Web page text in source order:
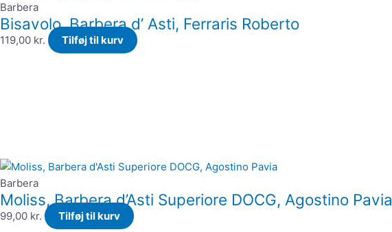
Barbera
Bisavolo, Barbera d’ Asti, Ferraris Roberto
119,00 kr. Tilføj til kurv
Barbera
Moliss, Barbera d’Asti Superiore DOCG, Agostino Pavia
99,00 kr. Tilføj til kurv